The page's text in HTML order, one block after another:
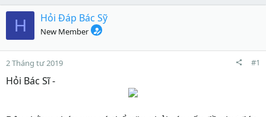
H Hỏi Đáp Bác Sỹ
New Member
2 Tháng tư 2019 #1
Hỏi Bác Sĩ -